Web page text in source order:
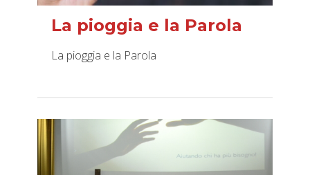
La pioggia e la Parola
La pioggia e la Parola